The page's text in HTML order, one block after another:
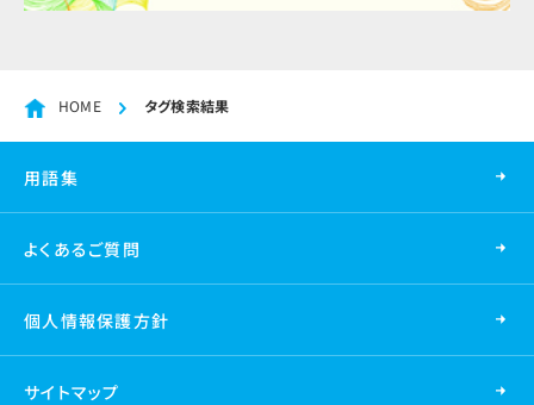
HOME タグ検索結果
用語集
よくあるご質問
個人情報保護方針
サイトマップ